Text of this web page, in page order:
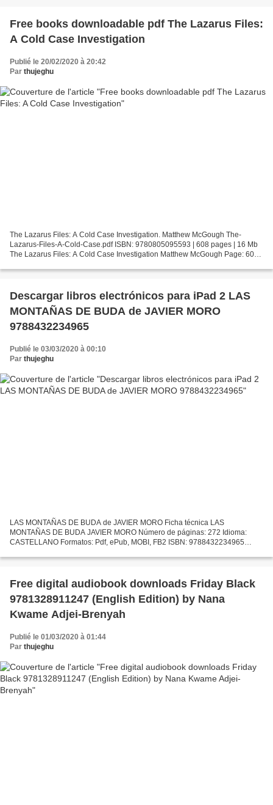
Free books downloadable pdf The Lazarus Files:
A Cold Case Investigation
Publié le 20/02/2020 à 20:42
Par thujeghu
The Lazarus Files: A Cold Case Investigation. Matthew McGough The-
Lazarus-Files-A-Cold-Case.pdf ISBN: 9780805095593 | 608 pages | 16 Mb
The Lazarus Files: A Cold Case Investigation Matthew McGough Page: 608
Descargar libros electrónicos para iPad 2 LAS
MONTAÑAS DE BUDA de JAVIER MORO
9788432234965
Publié le 03/03/2020 à 00:10
Par thujeghu
LAS MONTAÑAS DE BUDA de JAVIER MORO Ficha técnica LAS
MONTAÑAS DE BUDA JAVIER MORO Número de páginas: 272 Idioma:
CASTELLANO Formatos: Pdf, ePub, MOBI, FB2 ISBN: 9788432234965
Descargar...
Free digital audiobook downloads Friday Black
9781328911247 (English Edition) by Nana
Kwame Adjei-Brenyah
Publié le 01/03/2020 à 01:44
Par thujeghu